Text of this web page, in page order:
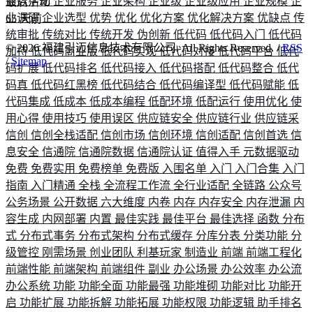
业调研企业选型 优势 优化 优化方案 优化解决方案 优缺点 传
统审批 传统对比 传统开发 伪创新 低代码 低代码入门 低代码
加持低代码商业版低代码实现低代码对接低代码平台 低代
码扩展低代码排名 低代码接入 低代码搭配 低代码整合 低代
码真 低代码红黑榜 低代码结合 低代码编译型 低代码赋能 低
代码集成 低成本 低成本编程 低配环境 低配运行 使用优化 使
用心得 使用技巧 使用误区 供应链安全 供应链行业 供应链采
信创 信创全栈适配 信创市场 信创环境 信创适配 信创首选 信
息安全 信通院 信通院数据 信通院认证 值得入手 元数据驱动
免费 免费实用 免费榜单 免费版 入围名单 入门 入门合集 入门
指南 入门精通 全栈 全流程工作流 全行业适配 全链路 公众号
公务场景 公开数据 六大维度 内卷 内存 内存安全 内存泄漏 内
容生成 内网部署 内置 最佳实践 最佳平台 最佳选择 函数 分布
式 分布式事务 分布式架构 分布式缓存 分库分表 分类功能 分
级管控 刚需场景 创业团队 利基玩家 制造业 前端 前端工程化
前端性能 前端架构 前端组件 副业 办公场景 办公效率 办公流
办公系统 功能 功能全面 功能最强 功能堆砌 功能对比 功能开
启 功能扩展 功能拆解 功能拓展 功能权限 功能逻辑 助手排名
65 天前
©2026福建引迈信息技术有限公司. All Rights Reserved. /RSS
/Sitemap